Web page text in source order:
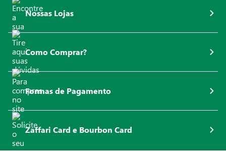
Nossas Lojas
Como Comprar?
Formas de Pagamento
Zaffari Card e Bourbon Card